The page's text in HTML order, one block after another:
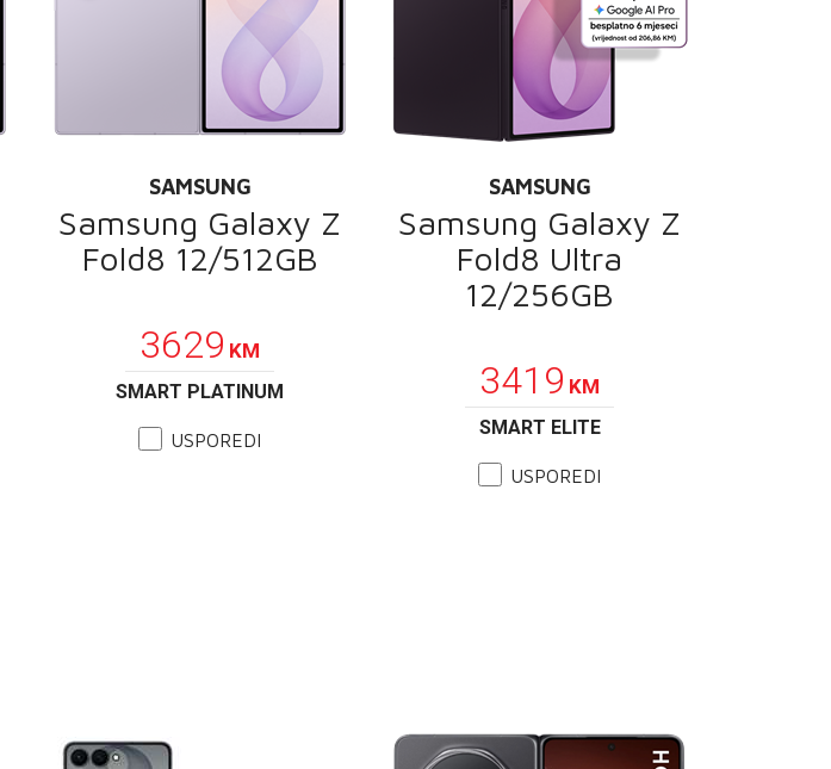
SAMSUNG
Samsung Galaxy Z
Fold8 12/512GB
3629 KM
SMART PLATINUM
USPOREDI
SAMSUNG
Samsung Galaxy Z
Fold8 Ultra
12/256GB
3419 KM
SMART ELITE
USPOREDI